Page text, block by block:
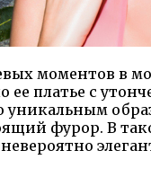
моментов в
ее платье с
уникальным
фурор. В